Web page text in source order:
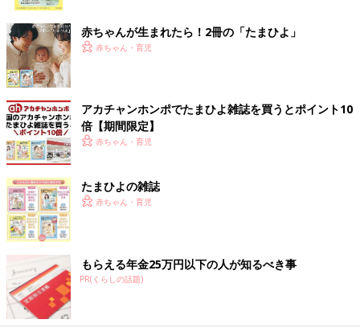
出典：Instagramアカウント「nazonomojyamojya」
赤ちゃんが生まれたら！2冊の「たまひよ」
赤ちゃん・育児
アカチャンホンポでたまひよ雑誌を買うとポイント10
倍【期間限定】
赤ちゃん・育児
たまひよの雑誌
赤ちゃん・育児
もらえる年金25万円以下の人が知るべき事
PR(くらしの話題)